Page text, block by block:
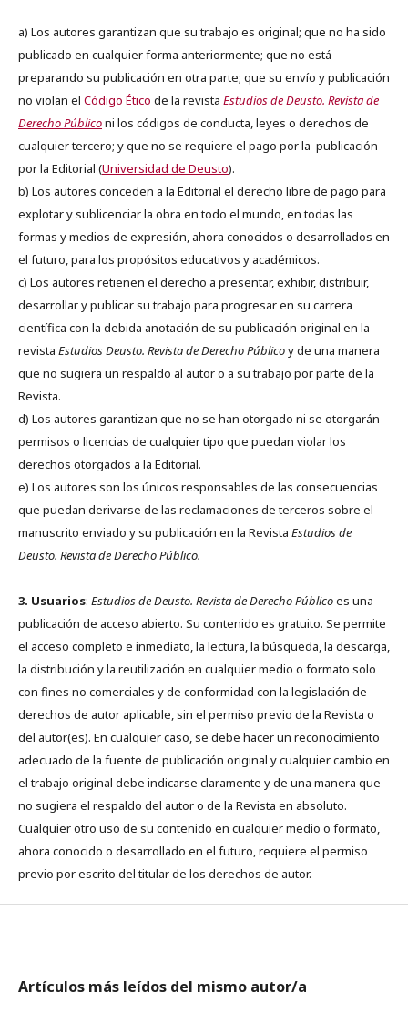
a) Los autores garantizan que su trabajo es original; que no ha sido
publicado en cualquier forma anteriormente; que no está
preparando su publicación en otra parte; que su envío y publicación
no violan el Código Ético de la revista Estudios de Deusto. Revista de
Derecho Públiconi los códigos de conducta, leyes o derechos de
cualquier tercero; y que no se requiere el pago por la publicación
por la Editorial (Universidad de Deusto).
b) Los autores conceden a la Editorial el derecho libre de pago para
explotar y sublicenciar la obra en todo el mundo, en todas las
formas y medios de expresión, ahora conocidos o desarrollados en
el futuro, para los propósitos educativos y académicos.
c) Los autores retienen el derecho a presentar, exhibir, distribuir,
desarrollar y publicar su trabajo para progresar en su carrera
científica con la debida anotación de su publicación original en la
revista Estudios Deusto. Revista de Derecho Públicoy de una manera
que no sugiera un respaldo al autor o a su trabajo por parte de la
Revista.
d) Los autores garantizan que no se han otorgado ni se otorgarán
permisos o licencias de cualquier tipo que puedan violar los
derechos otorgados a la Editorial.
e) Los autores son los únicos responsables de las consecuencias
que puedan derivarse de las reclamaciones de terceros sobre el
manuscrito enviado y su publicación en la Revista Estudios de
Deusto. Revista de Derecho Público.
3. Usuarios: Estudios de Deusto. Revista de Derecho Públicoes una
publicación de acceso abierto. Su contenido es gratuito. Se permite
el acceso completo e inmediato, la lectura, la búsqueda, la descarga,
la distribución y la reutilización en cualquier medio o formato solo
con fines no comerciales y de conformidad con la legislación de
derechos de autor aplicable, sin el permiso previo de la Revista o
del autor(es). En cualquier caso, se debe hacer un reconocimiento
adecuado de la fuente de publicación original y cualquier cambio en
el trabajo original debe indicarse claramente y de una manera que
no sugiera el respaldo del autor o de la Revista en absoluto.
Cualquier otro uso de su contenido en cualquier medio o formato,
ahora conocido o desarrollado en el futuro, requiere el permiso
previo por escrito del titular de los derechos de autor.
Artículos más leídos del mismo autor/a